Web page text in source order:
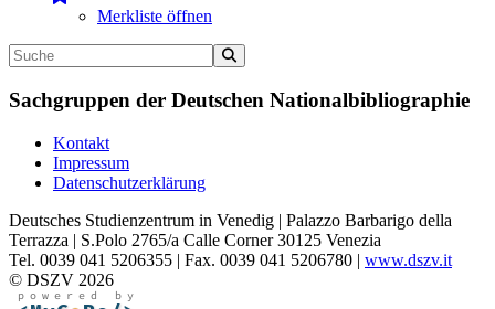
Merkliste öffnen
Sachgruppen der Deutschen Nationalbibliographie
Kontakt
Impressum
Datenschutzerklärung
Deutsches Studienzentrum in Venedig | Palazzo Barbarigo della
Terrazza | S.Polo 2765/a Calle Corner 30125 Venezia
Tel. 0039 041 5206355 | Fax. 0039 041 5206780 | www.dszv.it
© DSZV 2026